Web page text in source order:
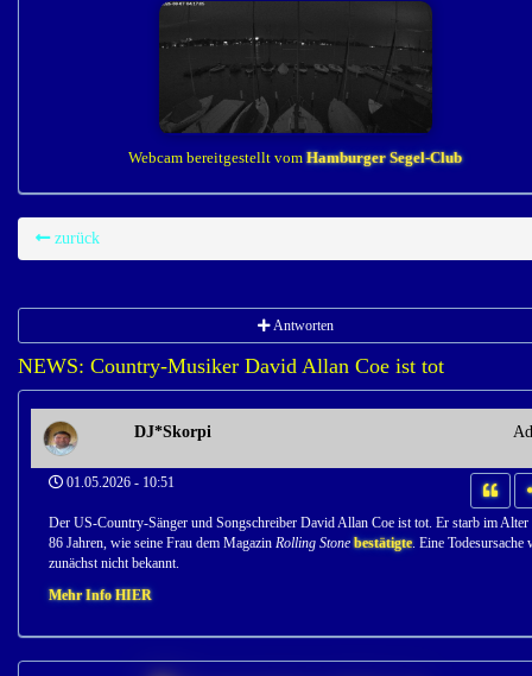
Webcam bereitgestellt vom Hamburger Segel-Club
zurück
Antworten
NEWS: Country-Musiker David Allan Coe ist tot
DJ*Skorpi
01.05.2026 - 10:51
Der US-Country-Sänger und Songschreiber David Allan Coe ist tot. Er starb im Alter
86 Jahren, wie seine Frau dem Magazin Rolling Stone bestätigte. Eine Todesursache
zunächst nicht bekannt.
Mehr Info HIER